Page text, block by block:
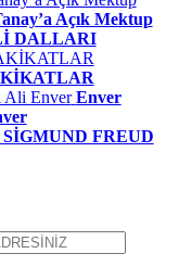
Açık Mektup
DALLARI
Enver
SİGMUND FREUD